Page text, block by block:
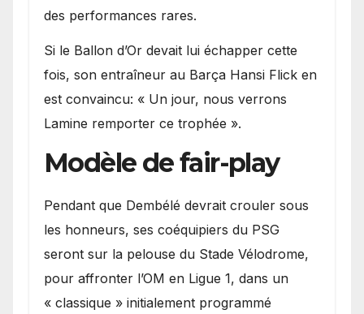
des performances rares.
Si le Ballon d’Or devait lui échapper cette
fois, son entraîneur au Barça Hansi Flick en
est convaincu: « Un jour, nous verrons
Lamine remporter ce trophée ».
Modèle de fair-play
Pendant que Dembélé devrait crouler sous
les honneurs, ses coéquipiers du PSG
seront sur la pelouse du Stade Vélodrome,
pour affronter l’OM en Ligue 1, dans un
« classique » initialement programmé